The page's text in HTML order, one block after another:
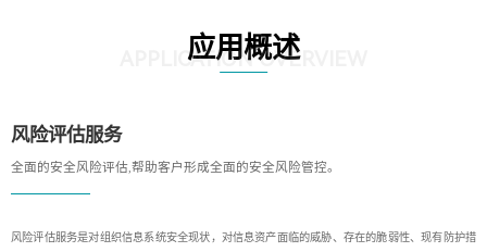
应用概述
APPLICATION OVERVIEW
风险评估服务
全面的安全风险评估,帮助客户形成全面的安全风险管控。
风险评估服务是对组织信息系统安全现状，对信息资产面临的威胁、存在的脆弱性、现有防护措